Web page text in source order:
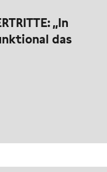
„In
das